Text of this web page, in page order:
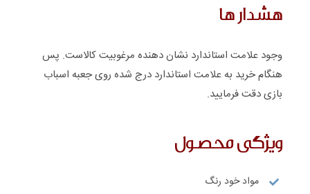
هشدار ها
وجود علامت استاندارد نشان دهنده مرغوبیت کالاست. پس
هنگام خرید به علامت استاندارد درج شده روی جعبه اسباب
بازی دقت فرمایید.
ویژگی محصول
مواد خود رنگ